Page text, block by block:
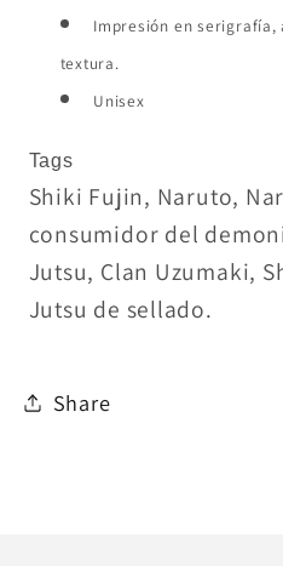
Impresión en serigrafía,
textura.
Unisex
Tags
Shiki Fujin, Naruto,
consumidor del
Jutsu, Clan Uzumaki,
Jutsu de sellado.
Share